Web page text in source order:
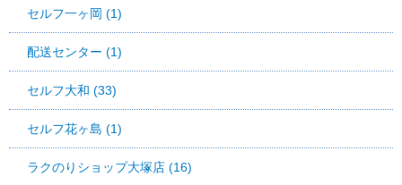
セルフ一ヶ岡 (1)
配送センター (1)
セルフ大和 (33)
セルフ花ヶ島 (1)
ラクのりショップ大塚店 (16)